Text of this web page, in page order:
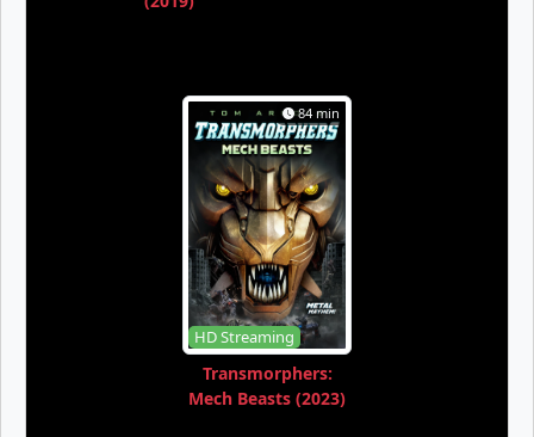
84 min
HD Streaming
Transmorphers:
Mech Beasts (2023)